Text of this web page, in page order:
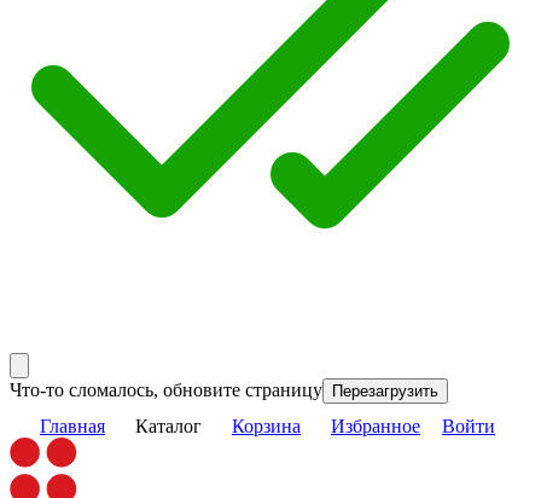
Что-то сломалось, обновите страницу Перезагрузить
Главная Каталог Корзина Избранное Войти